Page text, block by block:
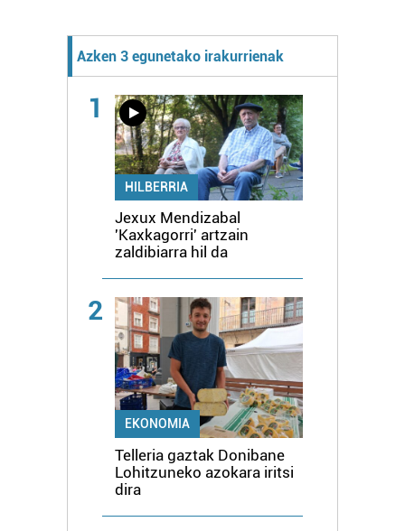
Azken 3 egunetako irakurrienak
1
HILBERRIA
Jexux Mendizabal
'Kaxkagorri' artzain
zaldibiarra hil da
2
EKONOMIA
Telleria gaztak Donibane
Lohitzuneko azokara iritsi
dira